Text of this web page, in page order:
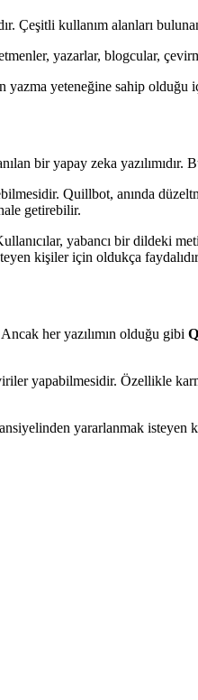
Çeşitli kullanım alanları
yazarlar, blogcular,
yeteneğine sahip olduğu
bir yapay zeka yazılımıdır.
Quillbot, anında
getirebilir.
yabancı bir dildeki
kişiler için oldukça
her yazılımın olduğu gibi
yapabilmesidir. Özellikle
yararlanmak isteyen